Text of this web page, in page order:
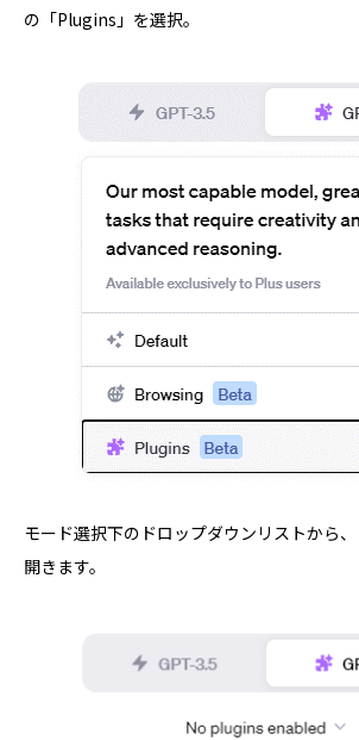
の「Plugins」を選択。
モード選択下のドロップダウンリストから
開きます。